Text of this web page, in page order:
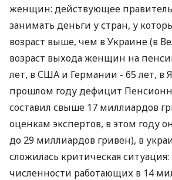
женщин: действующее
занимать деньги у стран, у
возраст выше, чем в Украине (в
возраст выхода женщин на
лет, в США и Германии - 65 лет, в
прошлом году дефицит
составил свыше 17 миллиардов
оценкам экспертов, в этом году
до 29 миллиардов гривен), в
сложилась критическая
численности работающих в 14